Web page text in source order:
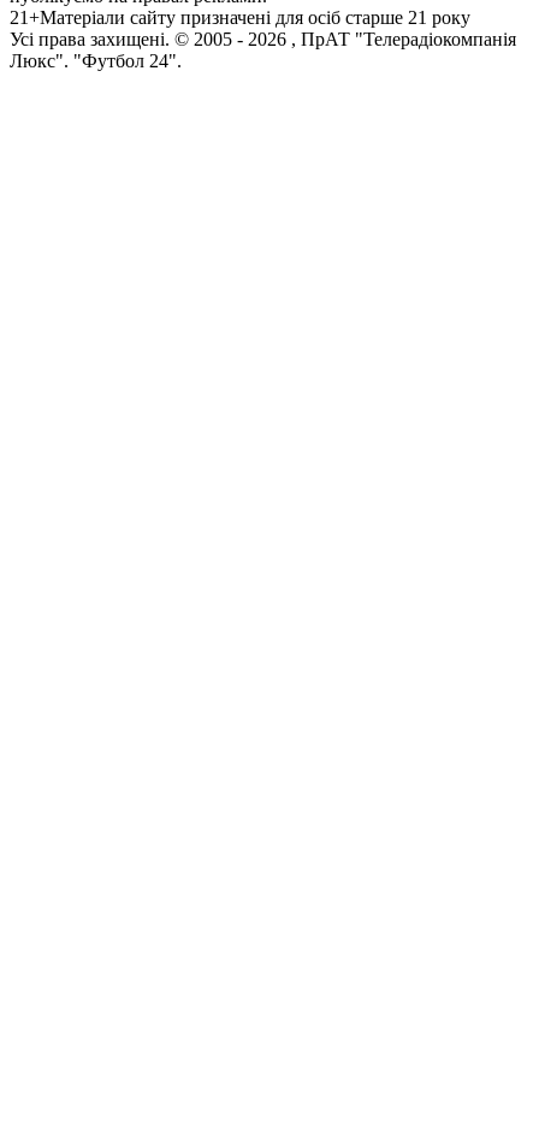
21+Матеріали сайту призначені для осіб старше 21 року
Усi права захищенi. © 2005 - 2026 , ПрАТ "Телерадіокомпанія
Люкс". "Футбол 24".